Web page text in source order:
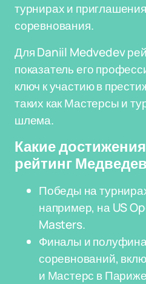
турнирах и
соревнования.
Для Daniil Medvedev
показатель его
ключ к участию в
таких как Мастерсы и
шлема.
Какие
рейтинг
Победы на
например, на US
Masters.
Финалы и
соревнований,
и Мастерс в